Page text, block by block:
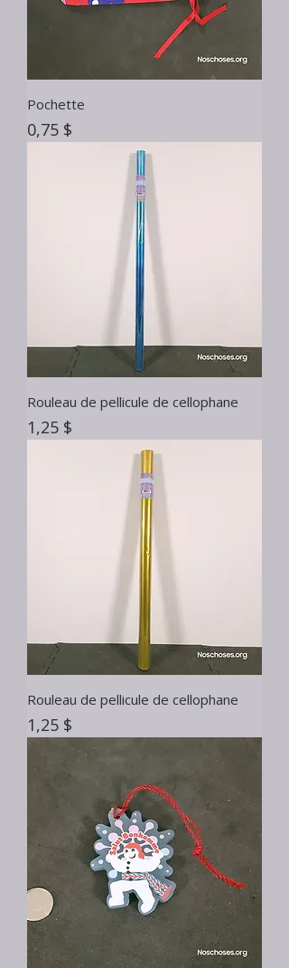
Pochette
Prix
0,75 $
Rouleau de pellicule de cellophane
Prix
1,25 $
Rouleau de pellicule de cellophane
Prix
1,25 $